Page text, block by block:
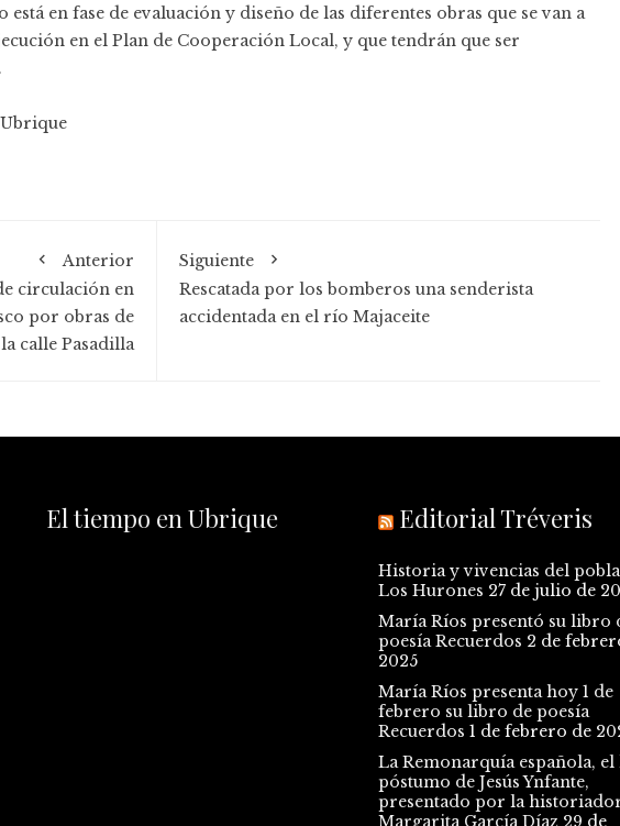
en fase de evaluación y diseño de las diferentes obras que se van a
en el Plan de Cooperación Local, y que tendrán que ser
Ubrique
Anterior
circulación en
por obras de
calle Pasadilla
Siguiente
Rescatada por los bomberos una senderista
accidentada en el río Majaceite
El tiempo en Ubrique Editorial Tréveris
Historia y vivencias del
Los Hurones 27 de julio de
María Ríos presentó su libro
poesía Recuerdos 2 de
2025
María Ríos presenta hoy 1 de
febrero su libro de poesía
Recuerdos 1 de febrero de
La Remonarquía española,
póstumo de Jesús Ynfante,
presentado por la
Margarita García Díaz 29 de